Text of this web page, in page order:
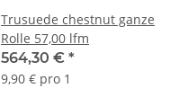
Trusuede chestnut ganze
Rolle 57,00 lfm
564,30 € *
9,90 € pro 1